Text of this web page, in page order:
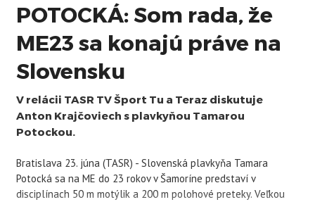
POTOCKÁ: Som rada, že
ME23 sa konajú práve na
Slovensku
V relácii TASR TV Šport Tu a Teraz diskutuje
Anton Krajčoviech s plavkyňou Tamarou
Potockou.
Bratislava 23. júna (TASR) - Slovenská plavkyňa Tamara
Potocká sa na ME do 23 rokov v Šamoríne predstaví v
disciplínach 50 m motýlik a 200 m polohové preteky. Veľkou